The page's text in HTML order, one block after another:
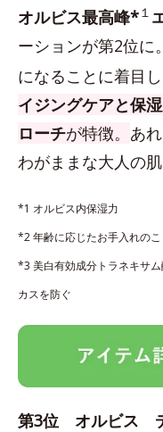
オルビス最高峰*１
ーションが第2位に
になることに着目
イジングケアと保
ローチが特徴。 あ
わがままな大人の
*1 オルビス内保湿力
*2 年齢に応じたお手入れのこ
*3 美白有効成分トラネキサ
カスを防ぐ
第3位 オルビス